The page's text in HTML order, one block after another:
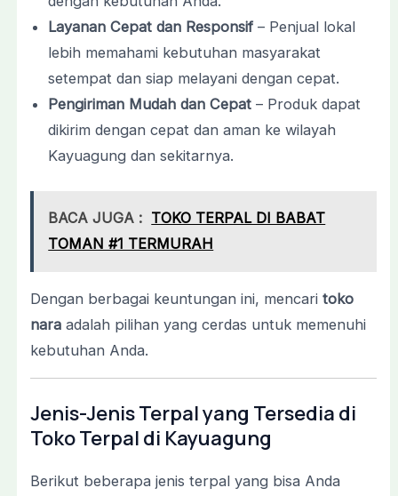
Layanan Cepat dan Responsif– Penjual lokal
lebih memahami kebutuhan masyarakat
setempat dan siap melayani dengan cepat.
Pengiriman Mudah dan Cepat– Produk dapat
dikirim dengan cepat dan aman ke wilayah
Kayuagung dan sekitarnya.
BACA JUGA : TOKO TERPAL DI BABAT
TOMAN #1 TERMURAH
Dengan berbagai keuntungan ini, mencari toko
naraadalah pilihan yang cerdas untuk memenuhi
kebutuhan Anda.
Jenis-Jenis Terpal yang Tersedia di
Toko Terpal di Kayuagung
Berikut beberapa jenis terpal yang bisa Anda